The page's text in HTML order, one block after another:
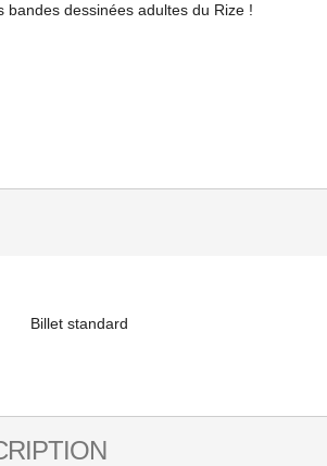
dessinées adultes du Rize !
Billet standard